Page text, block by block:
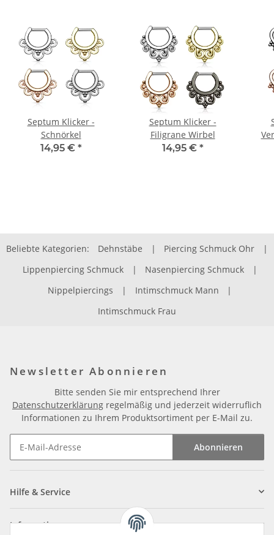
Septum Klicker -
Schnörkel
14,95 € *
Septum Klicker -
Filigrane Wirbel
14,95 € *
Beliebte Kategorien: Dehnstäbe | Piercing Schmuck Ohr
|
Lippenpiercing Schmuck
| Nasenpiercing Schmuck
|
Nippelpiercings
| Intimschmuck Mann
|
Intimschmuck Frau
Newsletter Abonnieren
Bitte senden Sie mir entsprechend Ihrer
Datenschutzerklärung regelmäßig und jederzeit widerruflich
Informationen zu Ihrem Produktsortiment per E-Mail zu.
Abonnieren
Hilfe & Service
Informationen